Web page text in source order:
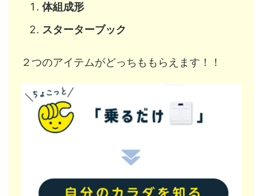
体組成形
スターターブック
２つのアイテムがどっちももらえます！！